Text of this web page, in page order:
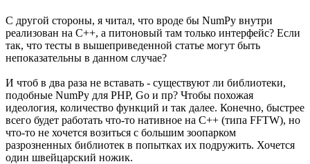
С другой стороны, я читал, что вроде бы NumPy внутри
реализован на C++, а питоновый там только интерфейс? Если
так, что тесты в вышеприведенной статье могут быть
непоказательны в данном случае?
И чтоб в два раза не вставать - существуют ли библиотеки,
подобные NumPy для PHP, Go и пр? Чтобы похожая
идеология, количество функций и так далее. Конечно, быстрее
всего будет работать что-то нативное на C++ (типа FFTW), но
что-то не хочется возиться с большим зоопарком
разрозненных библиотек в попытках их подружить. Хочется
один швейцарский ножик.